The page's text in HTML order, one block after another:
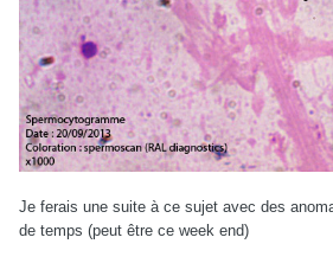
Je ferais une suite à ce sujet avec des
de temps (peut être ce week end)